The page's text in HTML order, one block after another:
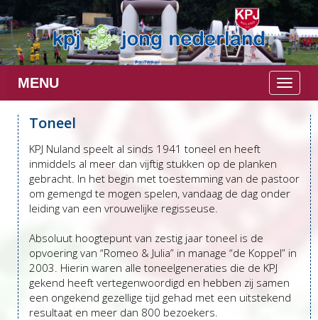
MENU
Toneel
KPJ Nuland speelt al sinds 1941 toneel en heeft
inmiddels al meer dan vijftig stukken op de planken
gebracht. In het begin met toestemming van de pastoor
om gemengd te mogen spelen, vandaag de dag onder
leiding van een vrouwelijke regisseuse.
Absoluut hoogtepunt van zestig jaar toneel is de
opvoering van “Romeo & Julia” in manage “de Koppel” in
2003. Hierin waren alle toneelgeneraties die de KPJ
gekend heeft vertegenwoordigd en hebben zij samen
een ongekend gezellige tijd gehad met een uitstekend
resultaat en meer dan 800 bezoekers.